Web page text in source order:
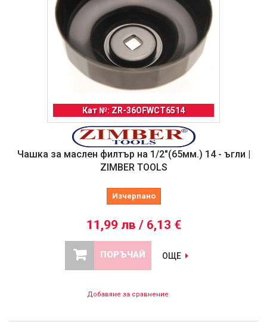
Кат №: ZR-36OFWCT6514
Чашка за маслен филтър на 1/2"(65мм.) 14 - ъгли |
ZIMBER TOOLS
Изчерпано
11,99 лв / 6,13 €
ПОРЪЧАЙ ОЩЕ
Добавяне за сравнение